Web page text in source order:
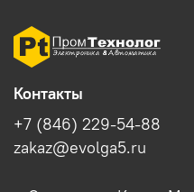
Контакты
+7 (846) 229-54-88
zakaz@evolga5.ru